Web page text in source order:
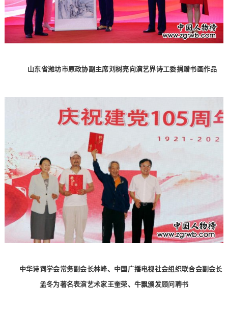
山东省潍坊市原政协副主席刘树亮向演艺界诗工委捐赠书画作品
中华诗词学会常务副会长林峰、中国广播电视社会组织联合会副会长
孟冬为著名表演艺术家王奎荣、牛飘颁发顾问聘书